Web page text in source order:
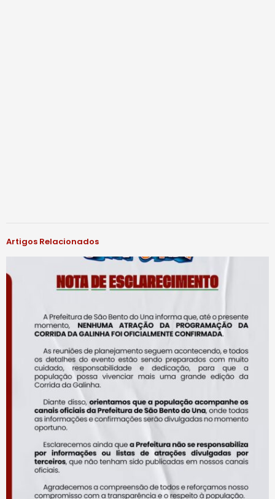
Artigos Relacionados